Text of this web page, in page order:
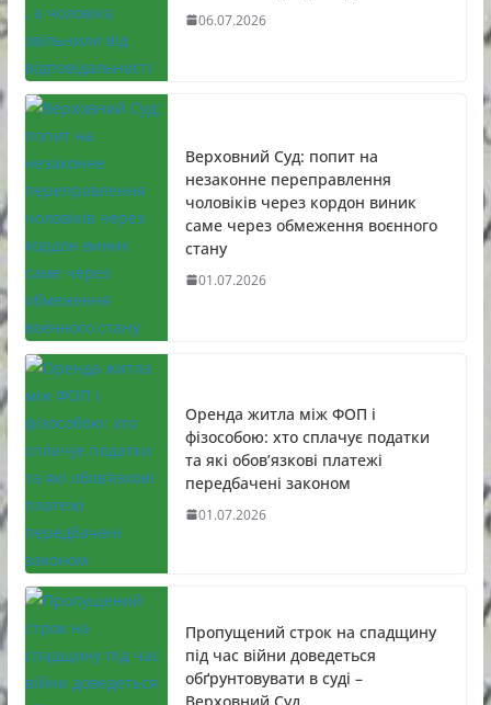
06.07.2026
Верховний Суд: попит на
незаконне переправлення
чоловіків через кордон виник
саме через обмеження воєнного
стану
01.07.2026
Оренда житла між ФОП і
фізособою: хто сплачує податки
та які обов’язкові платежі
передбачені законом
01.07.2026
Пропущений строк на спадщину
під час війни доведеться
обґрунтовувати в суді –